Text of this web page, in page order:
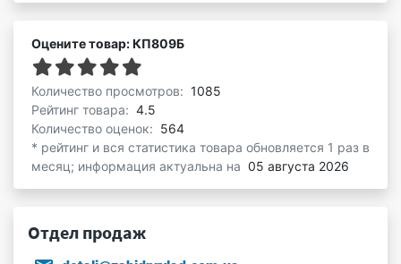
Оцените товар: КП809Б
Количество просмотров: 1085
Рейтинг товара: 4.5
Количество оценок: 564
* рейтинг и вся статистика товара обновляется 1 раз в
месяц; информация актуальна на 05 августа 2026
Отдел продаж